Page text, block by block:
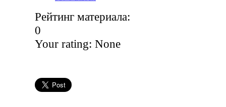
Рейтинг материала:
0
Your rating: None